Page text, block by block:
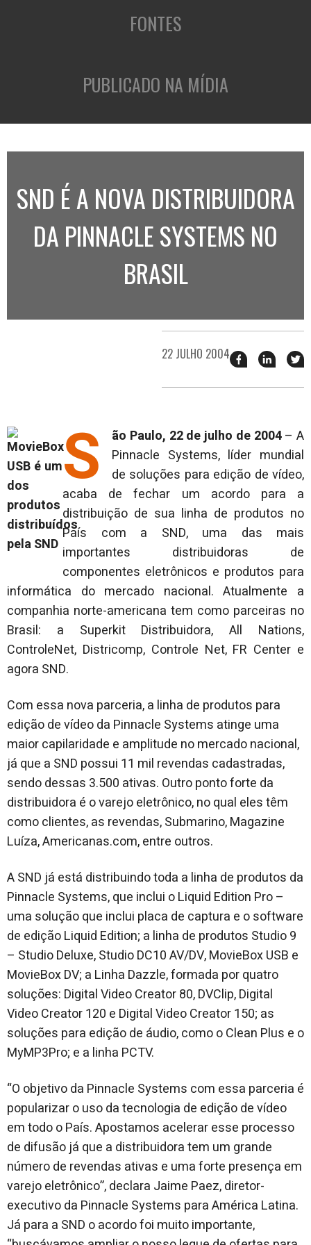
FONTES
PUBLICADO NA MÍDIA
SND É A NOVA DISTRIBUIDORA
DA PINNACLE SYSTEMS NO
BRASIL
22 JULHO 2004 Compartilhar
esse
no
esse
no
S ão Paulo, 22 de julho de 2004– A
Pinnacle Systems, líder mundial
de soluções para edição de vídeo,
acaba de fechar um acordo para a
distribuição de sua linha de produtos no
País com a SND, uma das mais
importantes distribuidoras de
componentes eletrônicos e produtos para
informática do mercado nacional. Atualmente a
companhia norte-americana tem como parceiras no
Brasil: a Superkit Distribuidora, All Nations,
ControleNet, Districomp, Controle Net, FR Center e
agora SND.
Com essa nova parceria, a linha de produtos para
edição de vídeo da Pinnacle Systems atinge uma
maior capilaridade e amplitude no mercado nacional,
já que a SND possui 11 mil revendas cadastradas,
sendo dessas 3.500 ativas. Outro ponto forte da
distribuidora é o varejo eletrônico, no qual eles têm
como clientes, as revendas, Submarino, Magazine
Luíza, Americanas.com, entre outros.
A SND já está distribuindo toda a linha de produtos da
Pinnacle Systems, que inclui o Liquid Edition Pro –
uma solução que inclui placa de captura e o software
de edição Liquid Edition; a linha de produtos Studio 9
– Studio Deluxe, Studio DC10 AV/DV, MovieBox USB e
MovieBox DV; a Linha Dazzle, formada por quatro
soluções: Digital Video Creator 80, DVClip, Digital
Video Creator 120 e Digital Video Creator 150; as
soluções para edição de áudio, como o Clean Plus e o
MyMP3Pro; e a linha PCTV.
“O objetivo da Pinnacle Systems com essa parceria é
popularizar o uso da tecnologia de edição de vídeo
em todo o País. Apostamos acelerar esse processo
de difusão já que a distribuidora tem um grande
número de revendas ativas e uma forte presença em
varejo eletrônico”, declara Jaime Paez, diretor-
executivo da Pinnacle Systems para América Latina.
Já para a SND o acordo foi muito importante,